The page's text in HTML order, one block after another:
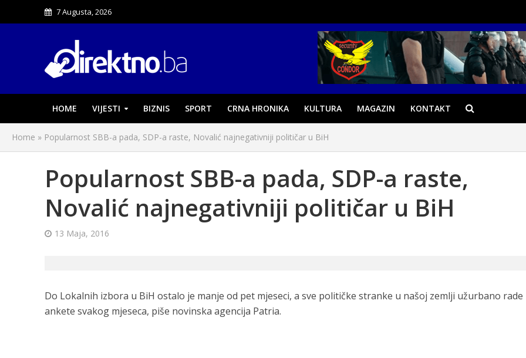
7 Augusta, 2026
HOME VIJESTI BIZNIS SPORT CRNA HRONIKA KULTURA MAGAZIN KONTAKT
Home » Popularnost SBB-a pada, SDP-a raste, Novalić najnegativniji političar u BiH
Popularnost SBB-a pada, SDP-a raste,
Novalić najnegativniji političar u BiH
13 Maja, 2016
Do Lokalnih izbora u BiH ostalo je manje od pet mjeseci, a sve političke stranke u našoj zemlji užurbano rade
ankete svakog mjeseca, piše novinska agencija Patria.